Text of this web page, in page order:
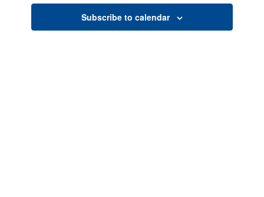
Subscribe to calendar